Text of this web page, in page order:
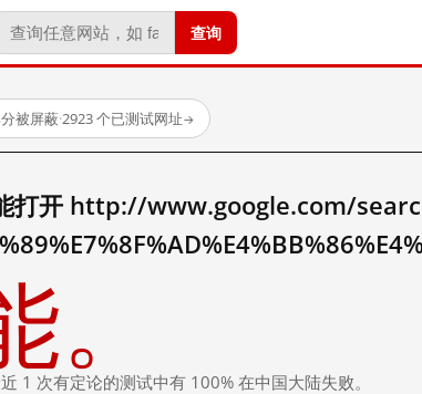
查询
被屏蔽·2923 个已测试网址→
打开 http://www.google.com/
1 次有定论的测试中有 100% 在中国大陆失败。